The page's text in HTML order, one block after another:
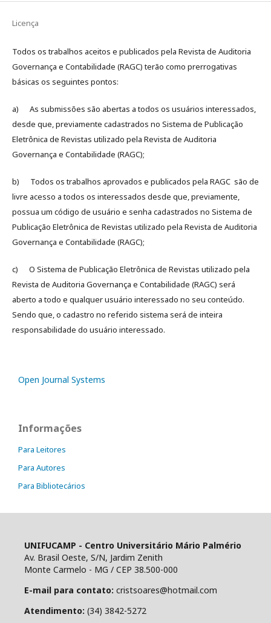
Licença
Todos os trabalhos aceitos e publicados pela Revista de Auditoria
Governança e Contabilidade (RAGC) terão como prerrogativas
básicas os seguintes pontos:
a) As submissões são abertas a todos os usuários interessados,
desde que, previamente cadastrados no Sistema de Publicação
Eletrônica de Revistas utilizado pela Revista de Auditoria
Governança e Contabilidade (RAGC);
b) Todos os trabalhos aprovados e publicados pela RAGC são de
livre acesso a todos os interessados desde que, previamente,
possua um código de usuário e senha cadastrados no Sistema de
Publicação Eletrônica de Revistas utilizado pela Revista de Auditoria
Governança e Contabilidade (RAGC);
c) O Sistema de Publicação Eletrônica de Revistas utilizado pela
Revista de Auditoria Governança e Contabilidade (RAGC) será
aberto a todo e qualquer usuário interessado no seu conteúdo.
Sendo que, o cadastro no referido sistema será de inteira
responsabilidade do usuário interessado.
Open Journal Systems
Informações
Para Leitores
Para Autores
Para Bibliotecários
UNIFUCAMP - Centro Universitário Mário Palmério
Av. Brasil Oeste, S/N, Jardim Zenith
Monte Carmelo - MG / CEP 38.500-000
E-mail para contato: cristsoares@hotmail.com
Atendimento: (34) 3842-5272